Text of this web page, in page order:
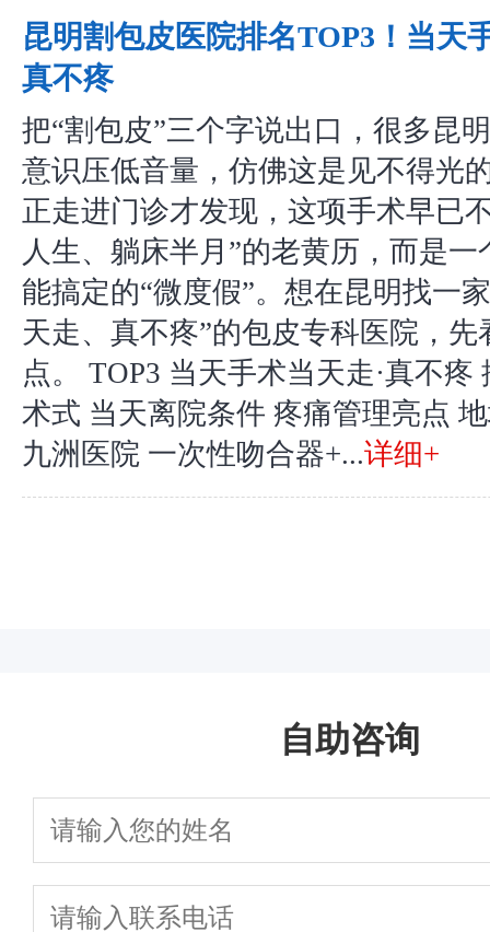
昆明割包皮医院排名TOP3！当天
真不疼
把“割包皮”三个字说出口，很多昆
意识压低音量，仿佛这是见不得光
正走进门诊才发现，这项手术早已
人生、躺床半月”的老黄历，而是一
能搞定的“微度假”。想在昆明找一
天走、真不疼”的包皮专科医院，先
点。 TOP3 当天手术当天走·真不疼
术式 当天离院条件 疼痛管理亮点
九洲医院 一次性吻合器+...详细+
自助咨询